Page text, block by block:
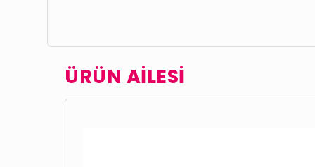
ÜRÜN AİLESİ